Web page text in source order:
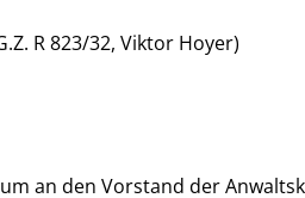
R 823/32, Viktor Hoyer)
an den Vorstand der